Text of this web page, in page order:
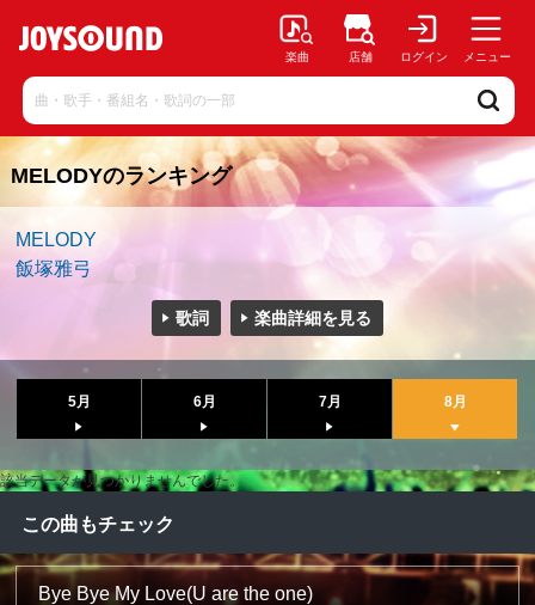
楽曲 店舗 ログイン メニュー
MELODYのランキング
MELODY
飯塚雅弓
歌詞 楽曲詳細を見る
5月 6月 7月 8月
該当データが見つかりませんでした。
この曲もチェック
Bye Bye My Love(U are the one)